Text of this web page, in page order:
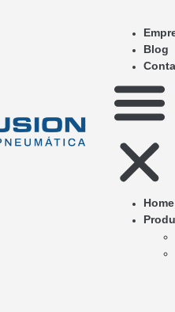
Blog
Home